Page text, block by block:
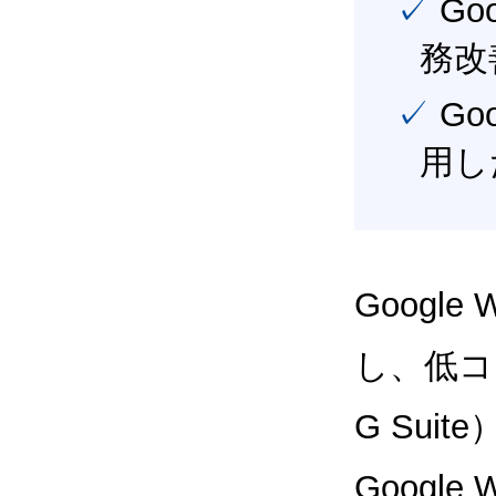
✓ Google Workspace（旧G Suite） を活用し、業
務
✓ Google Workspace（旧G Suite） を最大限に活
用
Google
し、低
G Suite
Google